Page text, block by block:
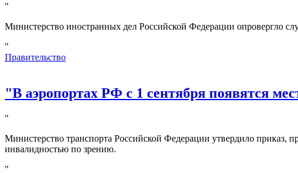
"
Министерство иностранных дел Российской Федерации опровергло
"
Правительство
"В аэропортах РФ с 1 сентября появятся
"
Министерство транспорта Российской Федерации утвердило приказ,
инвалидностью по зрению.
"